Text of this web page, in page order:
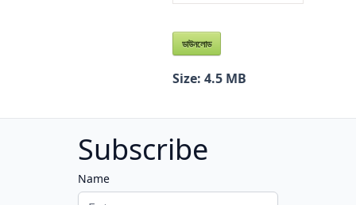
ডাউনলোড
Size: 4.5 MB
Subscribe
Name